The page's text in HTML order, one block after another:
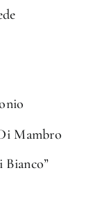
Mambro